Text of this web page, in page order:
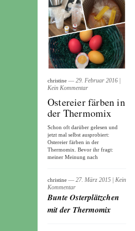
christine ― 29. Februar 2016
Kein Kommentar
Ostereier färben in
der Thermomix
Schon oft darüber gelesen und
jetzt mal selbst ausprobiert:
Ostereier färben in der
Thermomix. Bevor ihr fragt:
meiner Meinung nach
christine ― 27. März 2015
Kein
Kommentar
Bunte Osterplätzchen
mit der Thermomix